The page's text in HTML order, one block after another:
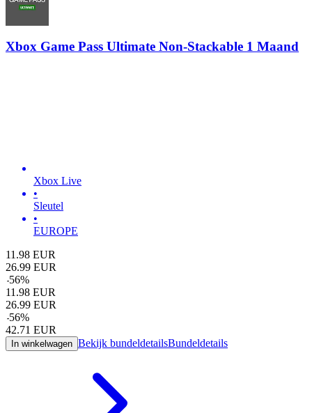
Xbox Game Pass Ultimate Non-Stackable 1 Maand
Xbox Live
•
Sleutel
•
EUROPE
11.98 EUR
26.99 EUR
-56%
11.98 EUR
26.99 EUR
-56%
42.71 EUR
In winkelwagen Bekijk bundeldetailsBundeldetails